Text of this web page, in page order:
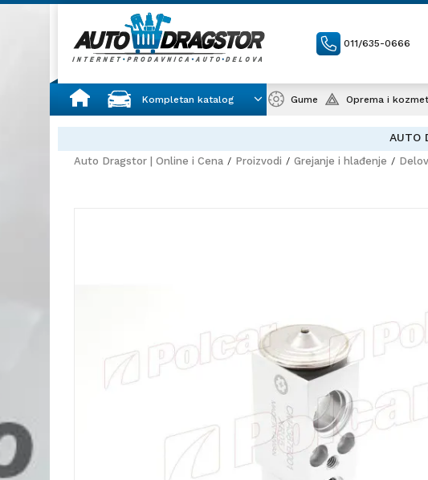
011/635-0666
Kompletan katalog Gume Oprema i
AUTO
Auto Dragstor | Online i Cena Proizvodi Grejanje i hlađenje